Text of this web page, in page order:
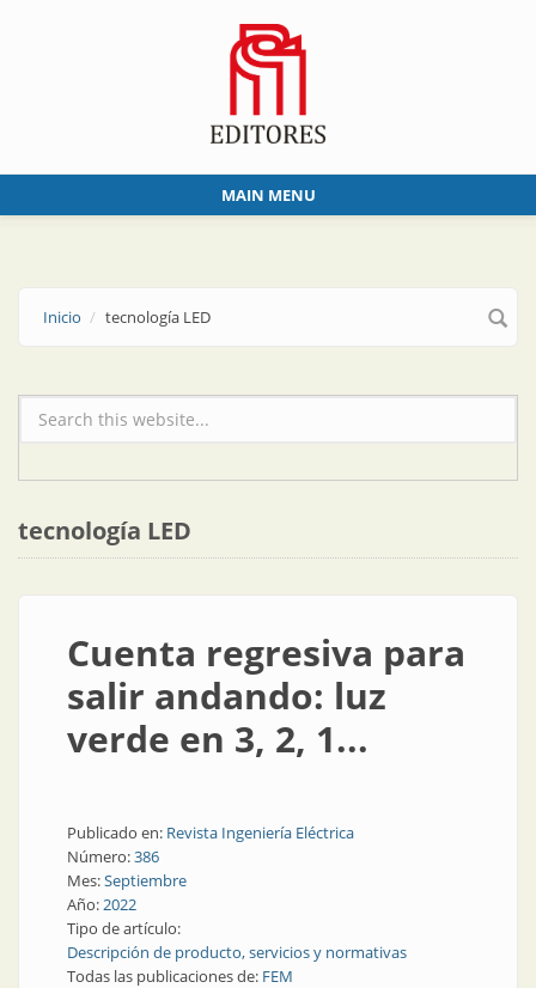
MAIN MENU
Inicio tecnología LED
Formulario de búsqueda
tecnología LED
Cuenta regresiva para
salir andando: luz
verde en 3, 2, 1...
Publicado en: Revista Ingeniería Eléctrica
Número:386
Mes:Septiembre
Año:2022
Tipo de artículo:
Descripción de producto, servicios y normativas
Todas las publicaciones de: FEM